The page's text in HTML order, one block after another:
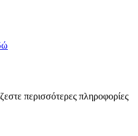
περισσότερες πληροφορίες